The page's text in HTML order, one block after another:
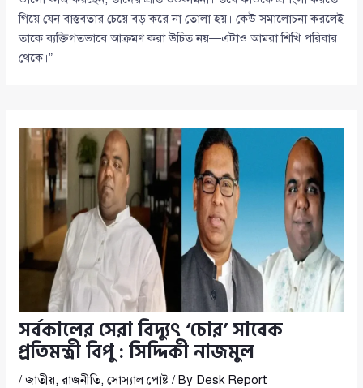
গিয়ে যেন বাস্তবতার চেয়ে বড় করে না তোলা হয়। কেউ সমালোচনা করলেই
তাকে ব্যক্তিগতভাবে আক্রমণ করা উচিত নয়—এটাও আমরা শিখি পরিবার
থেকে।”
সর্বকালের সেরা বিদ্যুৎ ‘চোর’ সাবেক
প্রতিমন্ত্রী বিপু : সিদ্দিকী নাজমুল
/জাতীয়,রাজনীতি,সোস্যাল পোষ্ট / By Desk Report